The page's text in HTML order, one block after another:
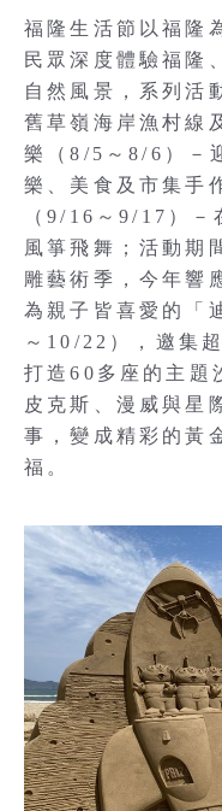
福隆生活節以福隆
民眾深度體驗福隆
自然風景，系列活
舊草嶺海岸漁村線
樂（8/5～8/6）－
樂、美食及市集手
（9/16～9/17）－
風箏飛舞；活動期
雕藝術季，今年響
為親子皆喜愛的「
～10/22），邀集
打造60多座的主題
皮克斯、漫威與星
事，變成精彩的黃
福。